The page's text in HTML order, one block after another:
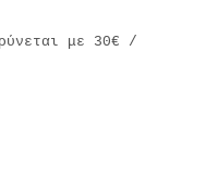
με 30€ /